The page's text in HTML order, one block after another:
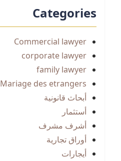
Categories
Commercial lawyer
corporate lawyer
family lawyer
Mariage des etrangers
أبحاث قانونية
أستثمار
أشرف مشرف
أوراق تجارية
أيجارات